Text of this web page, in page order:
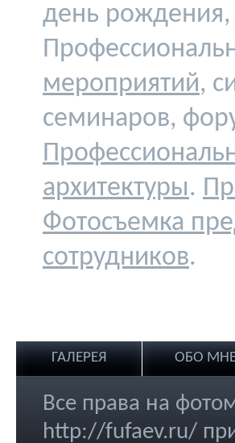
день рождения,
мероприятий,
семинаров,
архитектуры.
Фотосъемка
сотрудников.
ГАЛЕРЕЯ ОБО
Все права на
http://fufaev.ru/